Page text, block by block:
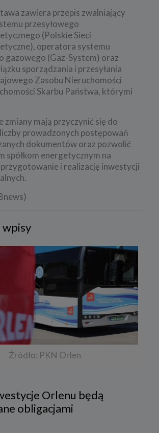
zawiera przepis zwalniający
przesyłowego
(Polskie Sieci
operatora systemu
gazowego (Gaz-System) oraz
sporządzania i przesyłania
Zasobu Nieruchomości
Skarbu Państwa, którymi
zmiany mają przyczynić się do
prowadzonych postępowań
dokumentów oraz pozwolić
spółkom energetycznym na
i realizację inwestycji
wpisy
Źródło: PKN Orlen
Orlenu będą
obligacjami